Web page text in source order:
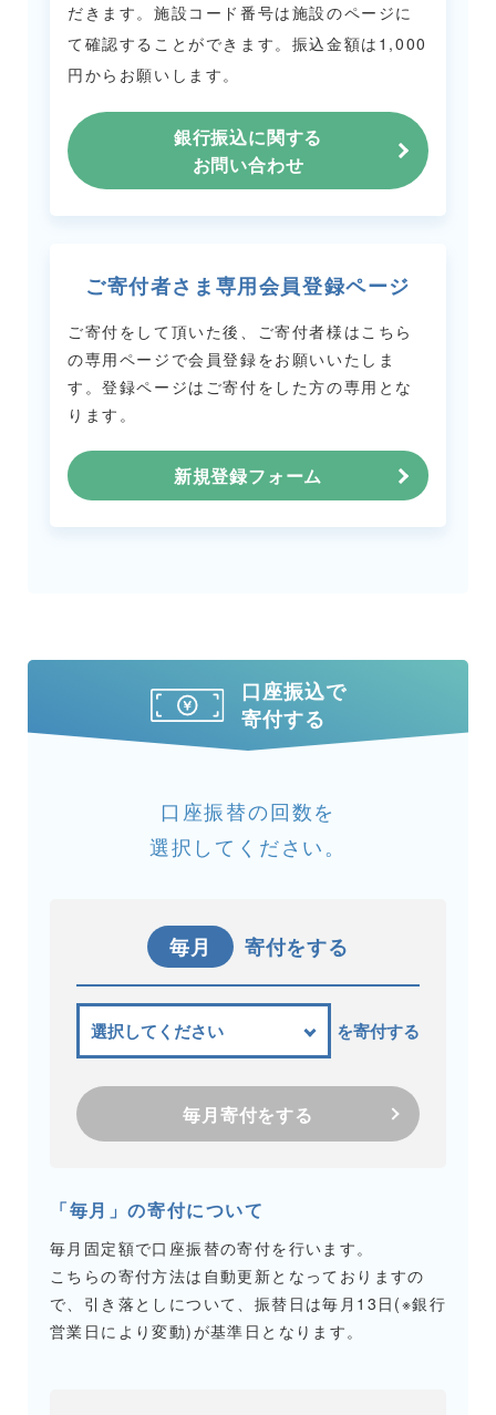
だきます。 施設コード番号は施設のページに
て確認することができます。 振込金額は1,000
円からお願いします。
銀行振込に関する
お問い合わせ
ご寄付者さま専用会員登録ページ
ご寄付をして頂いた後、ご寄付者様はこちら
の専用ページで会員登録をお願いいたしま
す。登録ページはご寄付をした方の専用とな
ります。
新規登録フォーム
口座振込で
寄付する
口座振替の回数を
選択してください。
毎月 寄付をする
を寄付する
毎月寄付をする
「毎月」の寄付について
毎月固定額で口座振替の寄付を行います。
こちらの寄付方法は自動更新となっておりますの
で、引き落としについて、振替日は毎月13日(※銀行
営業日により変動)が基準日となります。